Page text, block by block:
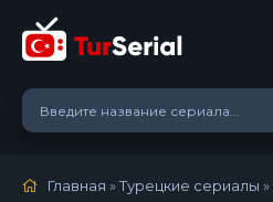
Главная »Турецкие сериалы »